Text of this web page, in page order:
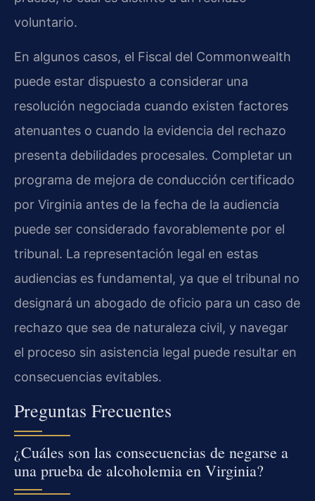
voluntario.
En algunos casos, el Fiscal del Commonwealth
puede estar dispuesto a considerar una
resolución negociada cuando existen factores
atenuantes o cuando la evidencia del rechazo
presenta debilidades procesales. Completar un
programa de mejora de conducción certificado
por Virginia antes de la fecha de la audiencia
puede ser considerado favorablemente por el
tribunal. La representación legal en estas
audiencias es fundamental, ya que el tribunal no
designará un abogado de oficio para un caso de
rechazo que sea de naturaleza civil, y navegar
el proceso sin asistencia legal puede resultar en
consecuencias evitables.
Preguntas Frecuentes
¿Cuáles son las consecuencias de negarse a
una prueba de alcoholemia en Virginia?